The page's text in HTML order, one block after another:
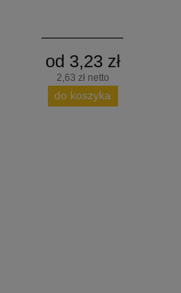
od 3,23 zł
2,63 zł netto
do koszyka